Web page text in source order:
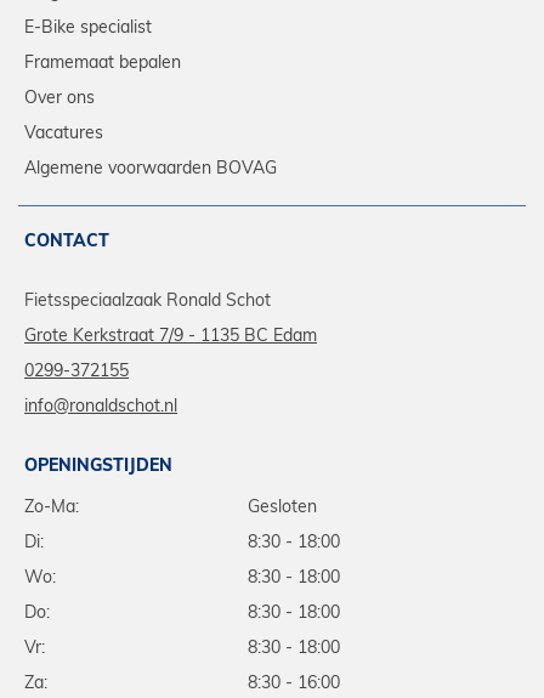
E-Bike specialist
Framemaat bepalen
Over ons
Vacatures
Algemene voorwaarden BOVAG
CONTACT
Fietsspeciaalzaak Ronald Schot
Grote Kerkstraat 7/9 - 1135 BC Edam
0299-372155
info@ronaldschot.nl
OPENINGSTIJDEN
Zo-Ma:
Gesloten
Di:
8:30 - 18:00
Wo:
8:30 - 18:00
Do:
8:30 - 18:00
Vr:
8:30 - 18:00
Za:
8:30 - 16:00